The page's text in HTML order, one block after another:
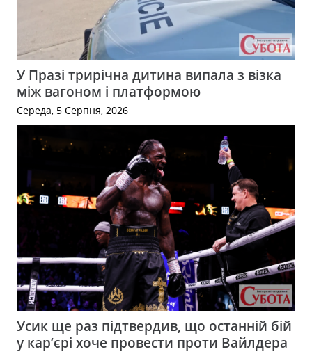
У Празі трирічна дитина випала з візка
між вагоном і платформою
Середа, 5 Серпня, 2026
Усик ще раз підтвердив, що останній бій
у кар’єрі хоче провести проти Вайлдера